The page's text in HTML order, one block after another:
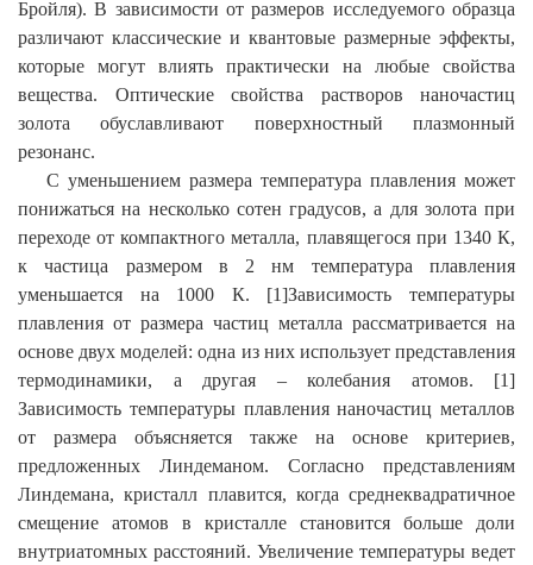
Бройля). В зависимости от размеров исследуемого образца
различают классические и квантовые размерные эффекты,
которые могут влиять практически на любые свойства
вещества. Оптические свойства растворов наночастиц
золота обуславливают поверхностный плазмонный
резонанс.
С уменьшением размера температура плавления может
понижаться на несколько сотен градусов, а для золота при
переходе от компактного металла, плавящегося при 1340 К,
к частица размером в 2 нм температура плавления
уменьшается на 1000 К. [1]Зависимость температуры
плавления от размера частиц металла рассматривается на
основе двух моделей: одна из них использует представления
термодинамики, а другая – колебания атомов. [1]
Зависимость температуры плавления наночастиц металлов
от размера объясняется также на основе критериев,
предложенных Линдеманом. Согласно представлениям
Линдемана, кристалл плавится, когда среднеквадратичное
смещение атомов в кристалле становится больше доли
внутриатомных расстояний. Увеличение температуры ведет